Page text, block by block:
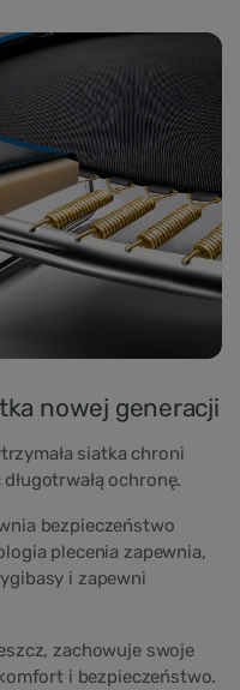
nowej generacji
siatka chroni
ochronę.
bezpieczeństwo
plecenia zapewnia,
i zapewni
zachowuje swoje
i bezpieczeństwo.